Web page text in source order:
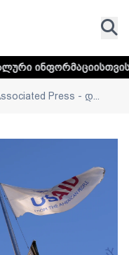
დააკლიკეთ
Press - დ...